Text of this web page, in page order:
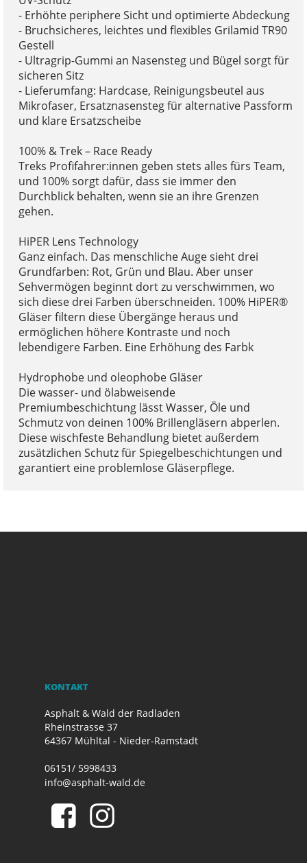
- Erhöhte periphere Sicht und optimierte Abdeckung
- Bruchsicheres, leichtes und flexibles Grilamid TR90
Gestell
- Ultragrip-Gummi an Nasensteg und Bügel sorgt für
sicheren Sitz
- Lieferumfang: Hardcase, Reinigungsbeutel aus
Mikrofaser, Ersatznasensteg für alternative Passform
und klare Ersatzscheibe
100% & Trek – Race Ready
Treks Profifahrer:innen geben stets alles fürs Team,
und 100% sorgt dafür, dass sie immer den
Durchblick behalten, wenn sie an ihre Grenzen
gehen.
HiPER Lens Technology
Ganz einfach. Das menschliche Auge sieht drei
Grundfarben: Rot, Grün und Blau. Aber unser
Sehvermögen beginnt dort zu verschwimmen, wo
sich diese drei Farben überschneiden. 100% HiPER®
Gläser filtern diese Übergänge heraus und
ermöglichen höhere Kontraste und noch
lebendigere Farben. Eine Erhöhung des Farbk
Hydrophobe und oleophobe Gläser
Die wasser- und ölabweisende
Premiumbeschichtung lässt Wasser, Öle und
Schmutz von deinen 100% Brillengläsern abperlen.
Diese wischfeste Behandlung bietet außerdem
zusätzlichen Schutz für Spiegelbeschichtungen und
garantiert eine problemlose Gläserpflege.
KONTAKT
Asphalt & Wald der Radladen
Rheinstrasse 37
64367 Mühltal - Nieder-Ramstadt
06151/ 5998433
info@asphalt-wald.de